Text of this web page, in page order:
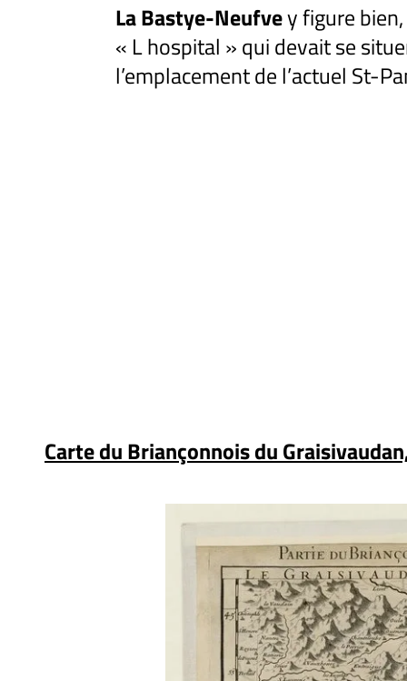
La Bastye-Neufvey figure
« L hospital » qui devait se
l’emplacement de l’actuel St-
Carte du Briançonnois du